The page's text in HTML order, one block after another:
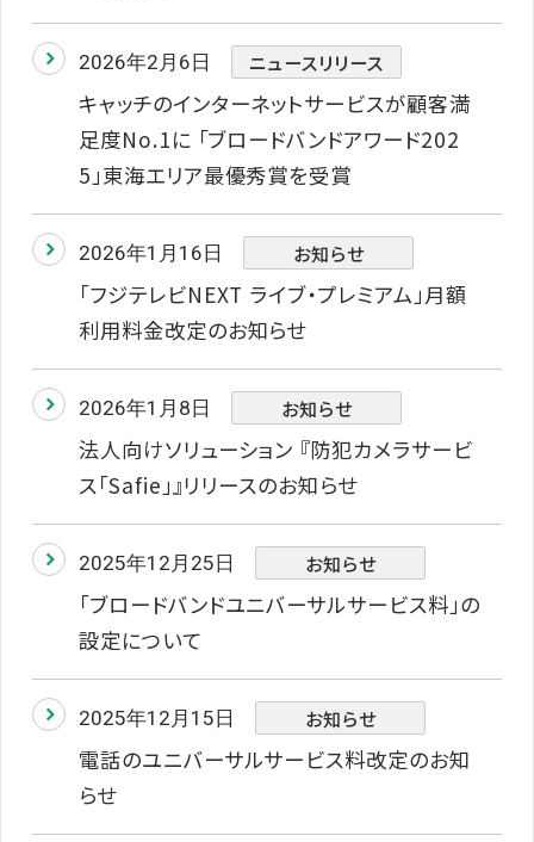
2026年2月6日 ニュースリリース
キャッチのインターネットサービスが顧客満
足度No.1に 「ブロードバンドアワード202
5」東海エリア最優秀賞を受賞
2026年1月16日 お知らせ
「フジテレビNEXT ライブ・プレミアム」月額
利用料金改定のお知らせ
2026年1月8日 お知らせ
法人向けソリューション 『防犯カメラサービ
ス「Safie」』リリースのお知らせ
2025年12月25日 お知らせ
「ブロードバンドユニバーサルサービス料」の
設定について
2025年12月15日 お知らせ
電話のユニバーサルサービス料改定のお知
らせ